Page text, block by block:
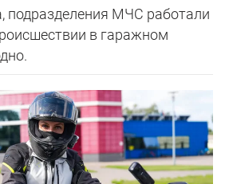
подразделения МЧС работали
в гаражном